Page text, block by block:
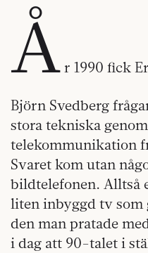
Å r 1990 fick
Björn Svedberg
stora tekniska
telekommunikation
Svaret kom utan
bildtelefonen. Alltså
liten inbyggd tv som
den man pratade
i dag att 90-talet i